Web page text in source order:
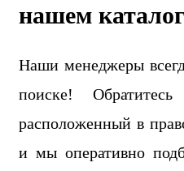
нашем
Наши менеджеры
поиске!
расположенный в
и мы оперативно